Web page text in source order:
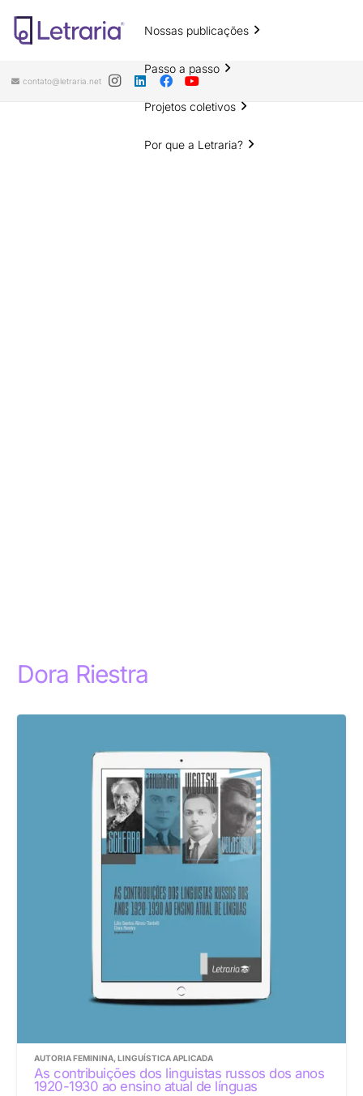
Nossas publicações
Passo a passo
Projetos coletivos
Por que a Letraria?
contato@letraria.net
Dora Riestra
AUTORIA FEMININA, LINGUÍSTICA APLICADA
As contribuições dos linguistas russos dos anos
1920-1930 ao ensino atual de línguas